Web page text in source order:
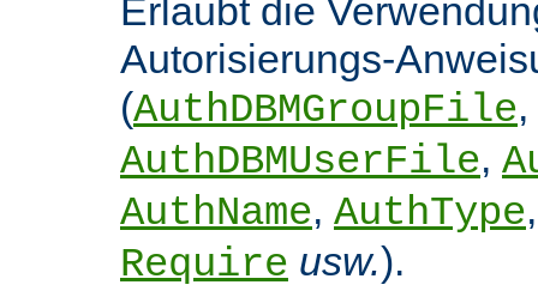
Erlaubt die
Autorisierungs-
(AuthDBMGroupFile,
AuthDBMUserFile,
AuthName, AuthType
Require usw.).